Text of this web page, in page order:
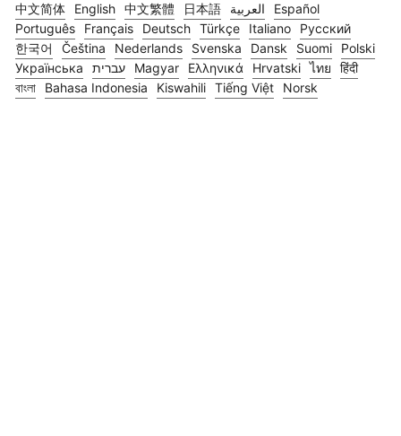
中文简体
English 中文繁體 日本語 العربية
Español
Português
Français Deutsch Türkçe Italiano
Русский
한국어
Čeština Nederlands Svenska Dansk Suomi
Polski
Українська
עברית Magyar Ελληνικά Hrvatski ไทย
हिंदी
বাংলা
Bahasa Indonesia Kiswahili Tiếng Việt Norsk